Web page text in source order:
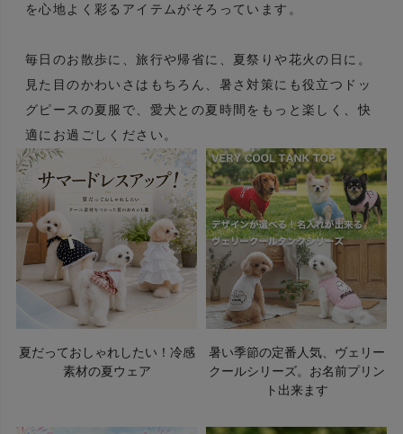
を心地よく彩るアイテムがそろっています。
毎日のお散歩に、旅行や帰省に、夏祭りや花火の日に。
見た目のかわいさはもちろん、暑さ対策にも役立つドッ
グピースの夏服で、愛犬との夏時間をもっと楽しく、快
適にお過ごしください。
夏だっておしゃれしたい！冷感
素材の夏ウェア
暑い季節の定番人気、ヴェリー
クールシリーズ。お名前プリン
ト出来ます